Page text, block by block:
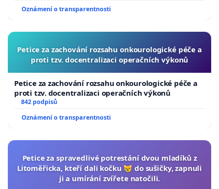
Oznámení o transparentnosti
Petice za zachování rozsahu onkourologické péče a
proti tzv. docentralizaci operačních výkonů
Petice za zachování rozsahu onkourologické péče a
proti tzv. docentralizaci operačních výkonů
842 podpisů
Oznámení o transparentnosti
Petice za spravedlivé potrestání dvou mladíků z
Litoměřicka, kteří dali kočku 😿 do sušičky, zapnuli
ji a umírání zvířete natočili.